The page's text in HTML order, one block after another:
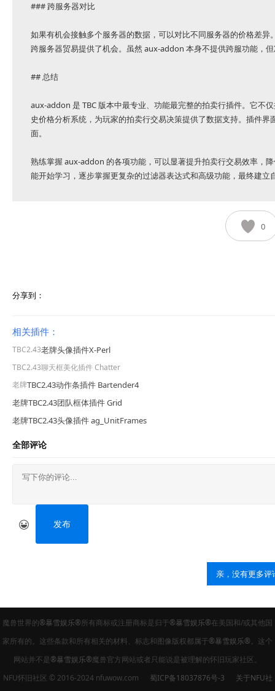
### 跨服务器对比
如果有机会接触多个服务器的数据，可以对比不同服务器的价格差
跨服务器贸易提供了机会。虽然 aux-addon 本身不提供跨服功能，
## 总结
aux-addon 是 TBC 版本中最专业、功能最完整的拍卖行插件。它不
史价格分析系统，为玩家的拍卖行交易决策提供了数据支持。插件
面。
熟练掌握 aux-addon 的各项功能，可以显著提升拍卖行交易效率，
能开始学习，逐步掌握更复杂的过滤器表达式和高级功能，最终建立
0
分享到：
相关插件：
老牌
TBC2.43 头像插件X-Perl
TBC2.43聊天框美化插件 Chatter
老牌TBC2.43动作条插件 Bartender4
老牌TBC2.43团队框体插件 Grid
老牌TBC2.43头像插件 ag_UnitFrames
全部评论
发布
亲，没有更多评
魔兽世界的®暴雪娱乐®所有商标或注册商标是归于®暴雪娱乐®在美国和/或其他国
家所有的。这些条款和所有相关的材料、标志和图像版权都属于®暴雪娱乐®。这个
网站并不是®暴雪娱乐®魔兽官方网站或者只能说是被理解的怀旧玩家社区。
NFU怀旧社区 © 2016-2024 nfuwow.com
蜀ICP备18037876号-3 关于NFU社